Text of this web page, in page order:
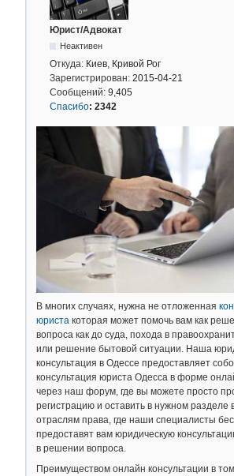
Юрист/Адвокат
Неактивен
Откуда: Киев, Кривой Рог
Зарегистрирован: 2015-04-21
Сообщений: 9,405
Спасибо: 2342
В многих случаях, нужна не отложенная
юриста которая может помочь вам как
вопроса как до суда, похода в
или решение бытовой ситуации. Наша
консультация в Одессе предоставляет
консультация юриста Одесса в форме
через наш форум, где вы можете просто
регистрацию и оставить в нужном разделе
отраслям права, где наши специалисты
предоставят вам юридическую
в решении вопроса.
Преимуществом онлайн консультации в